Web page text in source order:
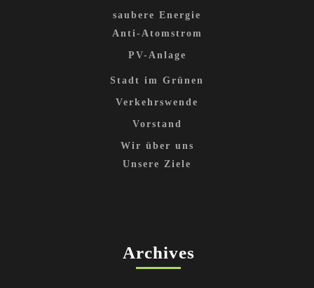
saubere Energie
Anti-Atomstrom
PV-Anlage
Stadt im Grünen
Verkehrswende
Vorstand
Wir über uns
Unsere Ziele
Archives